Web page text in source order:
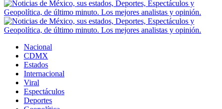
Nacional
CDMX
Estados
Internacional
Viral
Espectáculos
Deportes